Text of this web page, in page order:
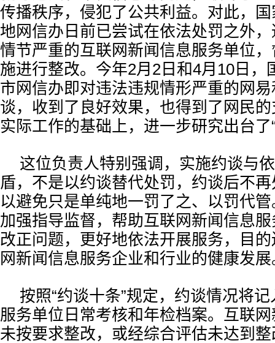
传播秩序，侵犯了公共利益。对此，
地网信办日前已尝试在依法处罚之外
情节严重的互联网新闻信息服务单位
施进行整改。今年2月2日和4月10日，
市网信办即对违法违规情形严重的网
谈，收到了良好效果，也得到了网民
实际工作的基础上，进一步研究出台了
这位负责人特别强调，实施约谈与
盾，不是以约谈替代处罚，约谈后不
以避免只是单纯地一罚了之、以罚代
加强指导监督，帮助互联网新闻信息
改正问题，更好地依法开展服务，目
网新闻信息服务企业和行业的健康发展
按照“约谈十条”规定，约谈情况将
服务单位日常考核和年检档案。互联
未按要求整改，或经综合评估未达到